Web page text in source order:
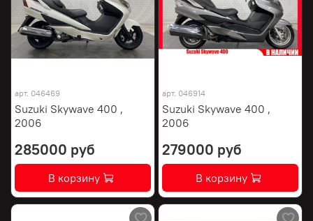
арт. 046469
Suzuki Skywave 400 ,
2006
285000 руб
В корзину
арт. 046914
Suzuki Skywave 400 ,
2006
279000 руб
В корзину